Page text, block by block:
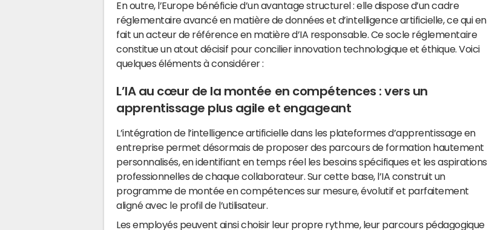
En outre, l’Europe bénéficie d’un avantage structurel : elle dispose d’un cadre
réglementaire avancé en matière de données et d’intelligence artificielle, ce qui en
fait un acteur de référence en matière d’IA responsable. Ce socle réglementaire
constitue un atout décisif pour concilier innovation technologique et éthique. Voici
quelques éléments à considérer :
L’IA au cœur de la montée en compétences : vers un
apprentissage plus agile et engageant
L’intégration de l’intelligence artificielle dans les plateformes d’apprentissage en
entreprise permet désormais de proposer des parcours de formation hautement
personnalisés, en identifiant en temps réel les besoins spécifiques et les aspirations
professionnelles de chaque collaborateur. Sur cette base, l’IA construit un
programme de montée en compétences sur mesure, évolutif et parfaitement
aligné avec le profil de l’utilisateur.
Les employés peuvent ainsi choisir leur propre rythme, leur parcours pédagogique